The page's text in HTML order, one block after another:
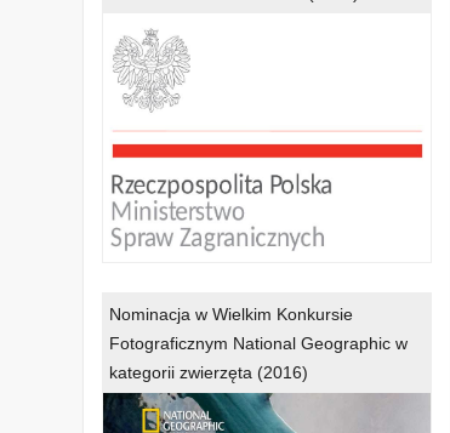
Nominacja w Wielkim Konkursie
Fotograficznym National Geographic w
kategorii zwierzęta (2016)